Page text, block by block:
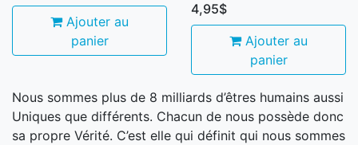
Ajouter au
panier
4,95$
Ajouter au
panier
Nous sommes plus de 8 milliards d’êtres humains aussi
Uniques que différents. Chacun de nous possède donc
sa propre Vérité. C’est elle qui définit qui nous sommes